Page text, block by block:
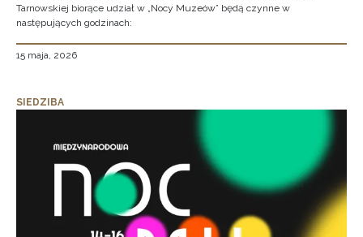
Tarnowskiej biorące udział w „Nocy Muzeów” będą czynne w
następujących godzinach:
15 maja, 2026
SIEDZIBA